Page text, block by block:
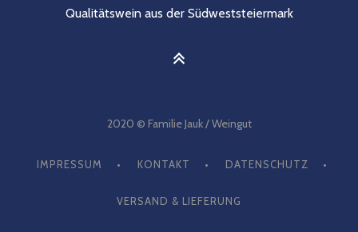
Qualitätswein aus der Südweststeiermark
2020 © Familie Jauk / Weingut
IMPRESSUM KONTAKT DATENSCHUTZ
VERSAND & LIEFERUNG